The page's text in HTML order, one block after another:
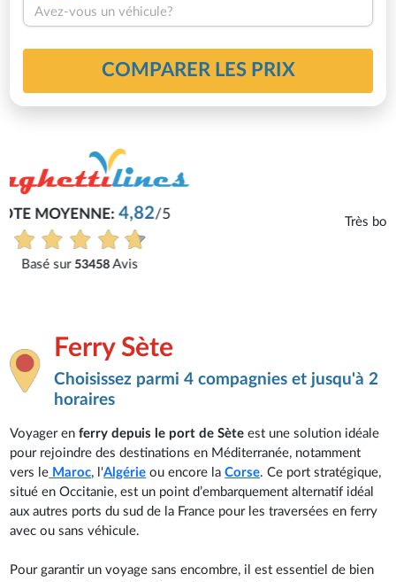
Avez-vous un véhicule?
COMPARER LES PRIX
Philippe
Très bon service, tout s'est bien passé.
Ferry Sète
Choisissez parmi 4 compagnies et jusqu'à 2
horaires
Voyager enferry depuis le port de Sète est une solution idéale
pour rejoindre des destinations en Méditerranée, notamment
vers le Maroc, l'Algérie ou encore laCorse. Ce port stratégique,
situé en Occitanie, est un point d’embarquement alternatif idéal
aux autres ports du sud de la France pour les traversées en ferry
avec ou sans véhicule.
Pour garantir un voyage sans encombre, il est essentiel de bien